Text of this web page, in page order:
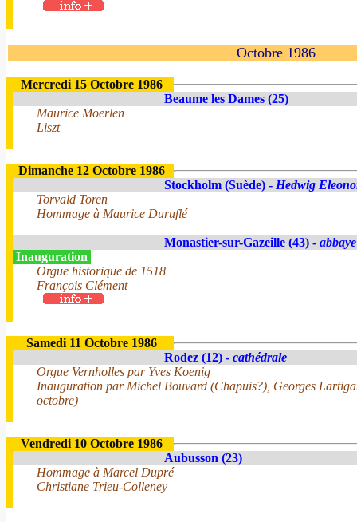
Octobre 1986
Mercredi 15 Octobre 1986
Beaume les Dames (25)
Maurice Moerlen
Liszt
Dimanche 12 Octobre 1986
Stockholm (Suède) - Hedwig
Torvald Toren
Hommage à Maurice Duruflé
Monastier-sur-Gazeille (43) - abbaye
Inauguration
Orgue historique de 1518
François Clément
Samedi 11 Octobre 1986
Rodez (12) - cathédrale
Orgue Vernholles par Yves Koenig
Inauguration par Michel Bouvard (Chapuis?), Georges
octobre)
Vendredi 10 Octobre 1986
Aubusson (23)
Hommage à Marcel Dupré
Christiane Trieu-Colleney